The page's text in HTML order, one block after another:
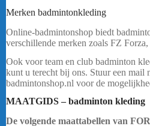
Merken badmintonkleding
Online-badmintonshop biedt
verschillende merken zoals FZ
Ook voor team en club badminton
kunt u terecht bij ons. Stuur een mail
badmintonshop.nl voor de
MAATGIDS – badminton kleding
De volgende maattabellen van